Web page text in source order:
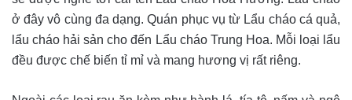
ở đây vô cùng đa dạng. Quán phục vụ từ Lẩu cháo cá quả,
lẩu cháo hải sản cho đến Lẩu cháo Trung Hoa. Mỗi loại lẩu
đều được chế biến tỉ mỉ và mang hương vị rất riêng.